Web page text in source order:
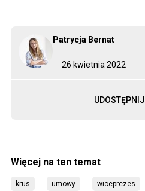
26 kwietnia 2022
Patrycja Bernat
UDOSTĘPNIJ
krus umowy wiceprezes